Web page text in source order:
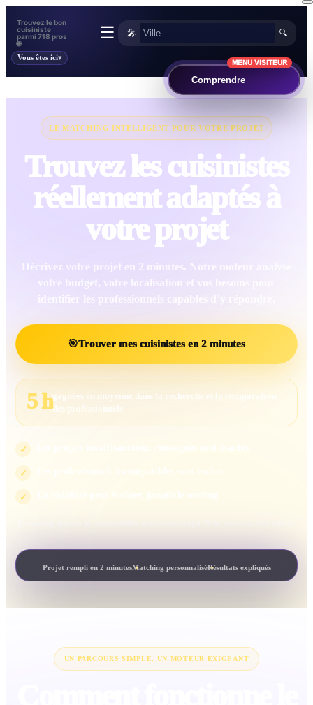
Trouvez le bon
cuisiniste
parmi 718 pros
🌐
🎤 🔍
☰
Vous êtes ici
LE MATCHING INTELLIGENT POUR VOTRE PROJET
Trouvez les cuisinistes
réellement adaptés à
votre projet
Décrivez votre projet en 2 minutes. Notre moteur analyse
votre budget, votre localisation et vos besoins pour
identifier les professionnels capables d’y répondre.
🎯Trouver mes cuisinistes en 2 minutes
5 hgagnées en moyenne dans la recherche et la comparaison
des professionnels
✓
✓
✓
Projet rempli en 2 minutesMatching personnaliséRésultats expliqués
UN PARCOURS SIMPLE, UN MOTEUR EXIGEANT
MENU VISITEUR
Comprendre